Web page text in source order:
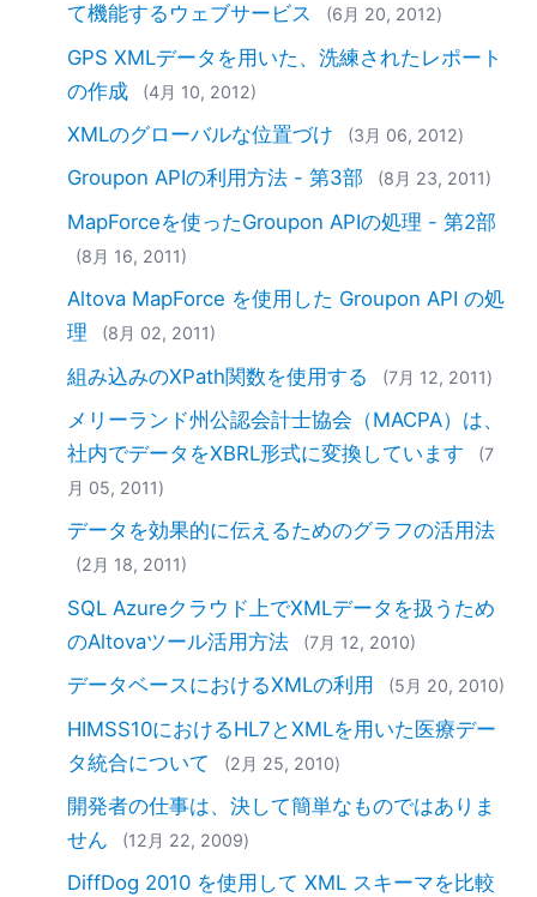
て機能するウェブサービス
(6月 20, 2012)
GPS XMLデータを用いた、洗練されたレポート
の作成
(4月 10, 2012)
XMLのグローバルな位置づけ (3月 06, 2012)
Groupon APIの利用方法 - 第3部 (8月 23, 2011)
MapForceを使ったGroupon APIの処理 - 第2部
(8月 16, 2011)
Altova MapForce を使用した Groupon API の処
理
(8月 02, 2011)
組み込みのXPath関数を使用する (7月 12, 2011)
メリーランド州公認会計士協会（MACPA）は、
社内でデータをXBRL形式に変換しています
(7
月 05, 2011)
データを効果的に伝えるためのグラフの活用法
(2月 18, 2011)
SQL Azureクラウド上でXMLデータを扱うため
のAltovaツール活用方法
(7月 12, 2010)
データベースにおけるXMLの利用 (5月 20, 2010)
HIMSS10におけるHL7とXMLを用いた医療デー
タ統合について
(2月 25, 2010)
開発者の仕事は、決して簡単なものではありま
せん
(12月 22, 2009)
DiffDog 2010 を使用して XML スキーマを比較